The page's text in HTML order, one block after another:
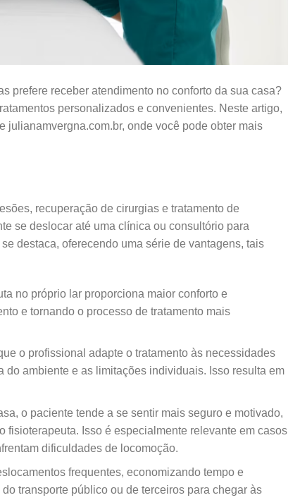
prefere receber atendimento no conforto da sua casa?
personalizados e convenientes. Neste artigo,
julianamvergna.com.br, onde você pode obter mais
recuperação de cirurgias e tratamento de
se deslocar até uma clínica ou consultório para
destaca, oferecendo uma série de vantagens, tais
no próprio lar proporciona maior conforto e
e tornando o processo de tratamento mais
o profissional adapte o tratamento às necessidades
ambiente e as limitações individuais. Isso resulta em
o paciente tende a se sentir mais seguro e motivado,
fisioterapeuta. Isso é especialmente relevante em casos
dificuldades de locomoção.
frequentes, economizando tempo e
transporte público ou de terceiros para chegar às